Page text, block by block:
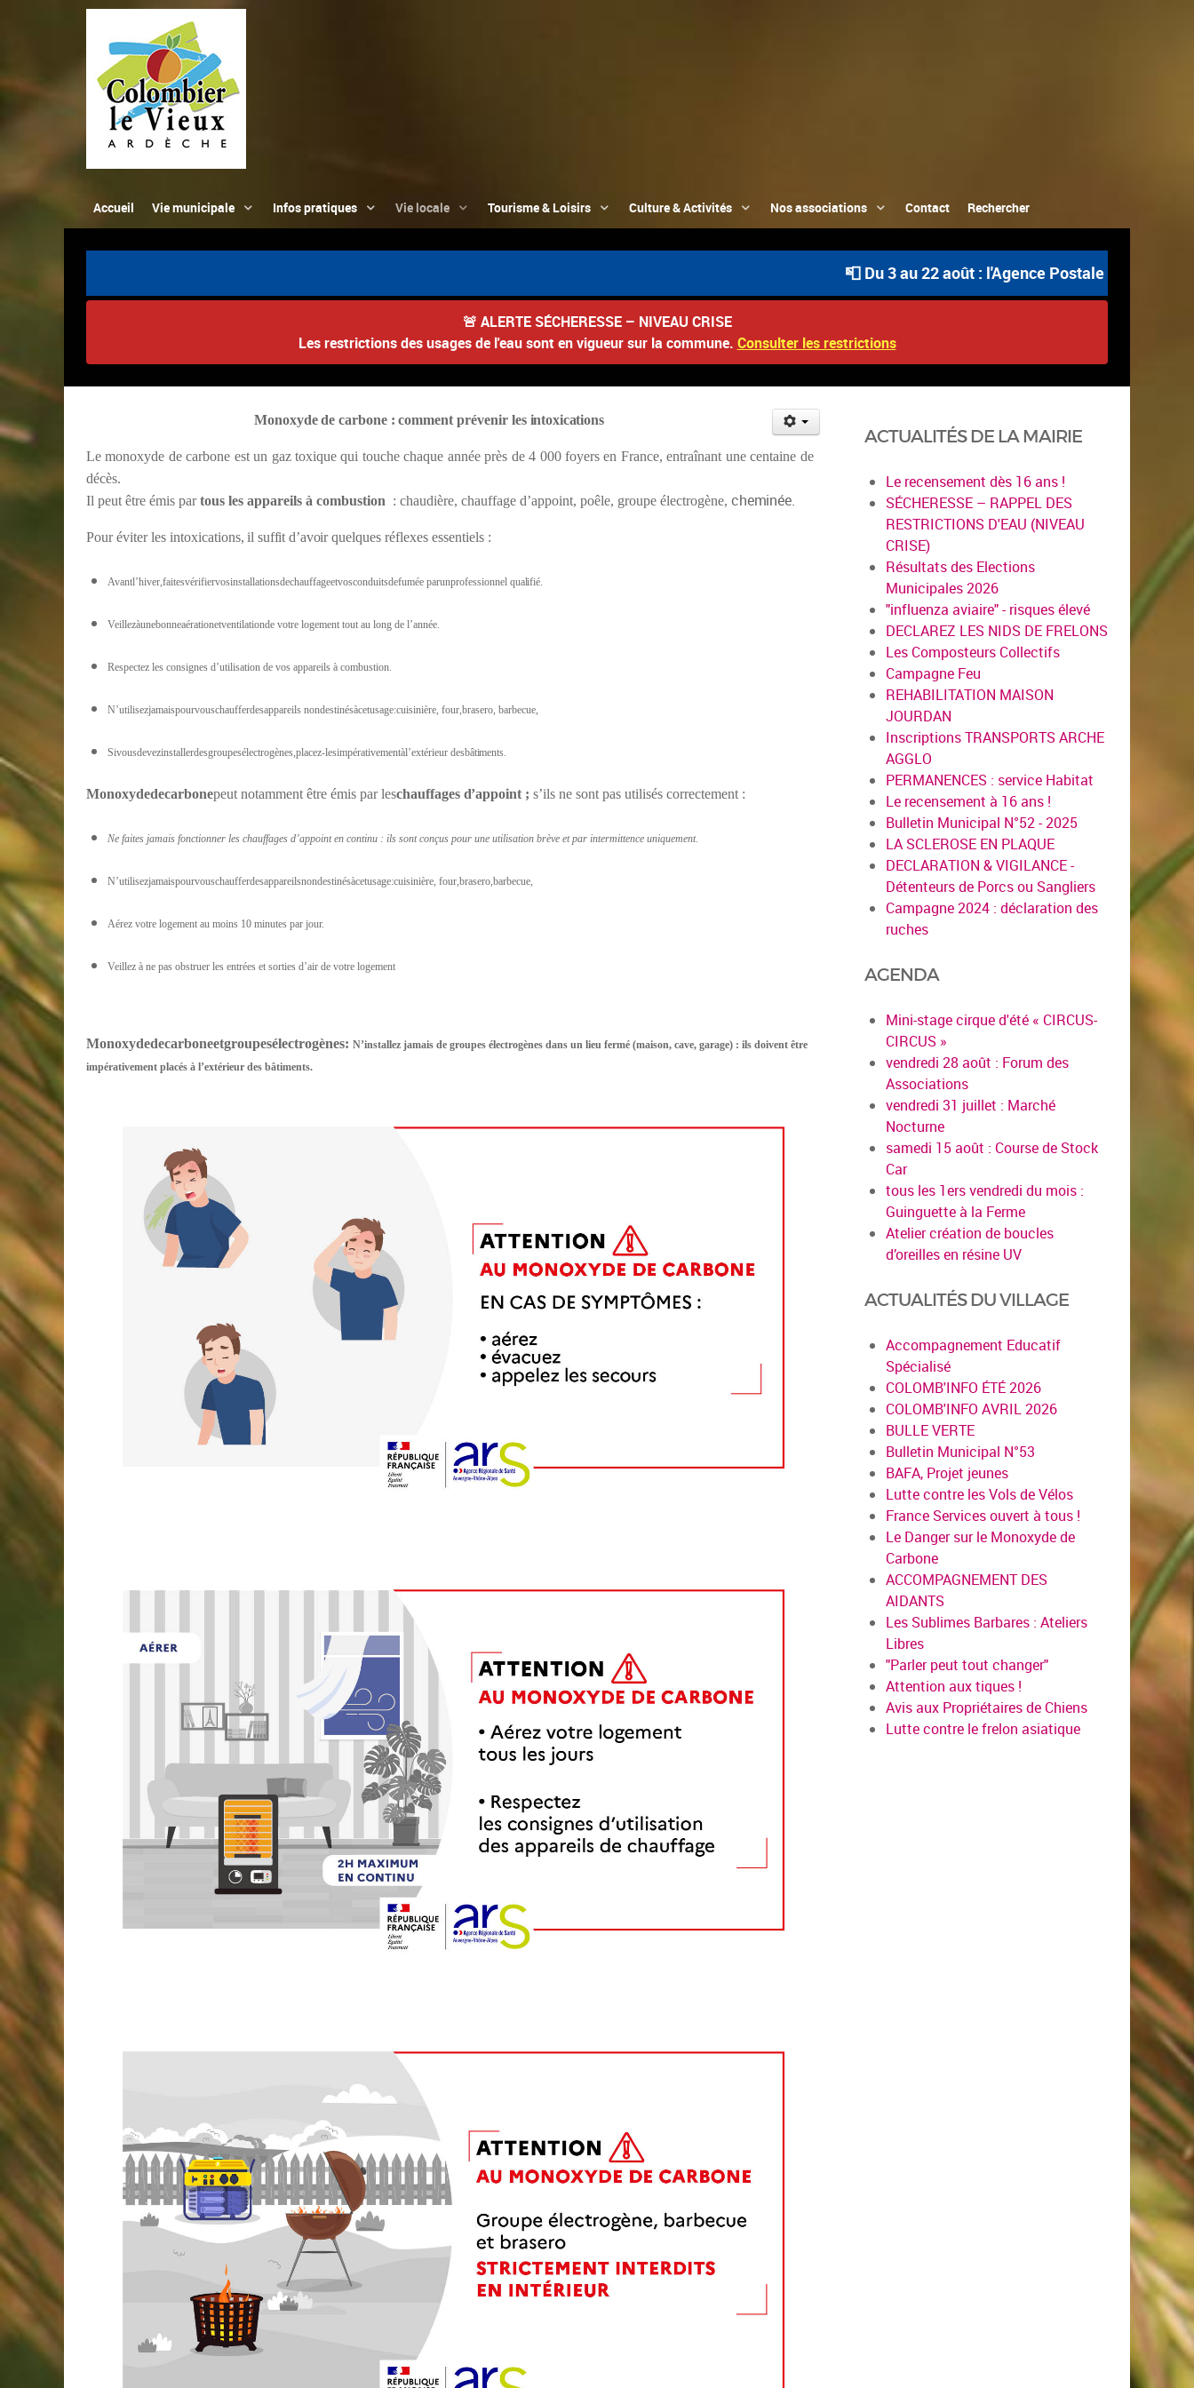
Accueil Vie municipale Infos pratiques Vie locale Tourisme & Loisirs Culture & Activités Nos associations Contact Rechercher
📮 Du 3 au 22 août : l'Agence Postale Communale
🚨 ALERTE SÉCHERESSE – NIVEAU CRISE
Les restrictions des usages de l'eau sont en vigueur sur la commune. Consulter les restrictions
Monoxyde de carbone : comment prévenir les intoxications
Le monoxyde de carbone est un gaz toxique qui touche chaque année près de 4 000 foyers en France, entraînant une centaine de
décès.
Il peut être émis partous les appareils à combustion : chaudière, chauffage d’appoint, poêle, groupe électrogène, cheminée.
Pour éviter les intoxications, il suffit d’avoirquelques réflexes essentiels :
Avantl’hiver,faitesvérifiervosinstallationsdechauffageetvosconduitsdefumée parunprofessionnel qualifié.
Veillezàunebonneaérationetventilationde votre logement tout au long de l’année.
Respectez les consignes d’utilisation de vos appareils à combustion.
N’utilisezjamaispourvouschaufferdesappareils nondestinésàcetusage:cuisinière, four,brasero, barbecue,
Sivousdevezinstallerdesgroupesélectrogènes,placez-lesimpérativementàl’extérieur desbâtiments.
Monoxydedecarbonepeut notamment être émis par leschauffages d’appoint ; s’ils ne sont pas utilisés correctement :
Ne faites jamais fonctionner les chauffages d’appoint en continu : ils sont conçus pour une utilisation brève et par intermittence uniquement.
N’utilisezjamaispourvouschaufferdesappareilsnondestinésàcetusage:cuisinière, four,brasero,barbecue,
Aérez votre logement au moins 10 minutes par jour.
Veillez à ne pas obstruer les entrées et sorties d’air de votre logement
Monoxydedecarboneetgroupesélectrogènes: N’installez jamais de groupes électrogènes dans un lieu fermé (maison, cave, garage) : ils doivent être
impérativement placés à l’extérieur des bâtiments.
ACTUALITÉS DE LA MAIRIE
Le recensement dès 16 ans !
SÉCHERESSE – RAPPEL DES
RESTRICTIONS D'EAU (NIVEAU
CRISE)
Résultats des Elections
Municipales 2026
"influenza aviaire" - risques élevé
DECLAREZ LES NIDS DE FRELONS
Les Composteurs Collectifs
Campagne Feu
REHABILITATION MAISON
JOURDAN
Inscriptions TRANSPORTS ARCHE
AGGLO
PERMANENCES : service Habitat
Le recensement à 16 ans !
Bulletin Municipal N°52 - 2025
LA SCLEROSE EN PLAQUE
DECLARATION & VIGILANCE -
Détenteurs de Porcs ou Sangliers
Campagne 2024 : déclaration des
ruches
AGENDA
Mini-stage cirque d'été « CIRCUS-
CIRCUS »
vendredi 28 août : Forum des
Associations
vendredi 31 juillet : Marché
Nocturne
samedi 15 août : Course de Stock
Car
tous les 1ers vendredi du mois :
Guinguette à la Ferme
Atelier création de boucles
d’oreilles en résine UV
ACTUALITÉS DU VILLAGE
Accompagnement Educatif
Spécialisé
COLOMB'INFO ÉTÉ 2026
COLOMB'INFO AVRIL 2026
BULLE VERTE
Bulletin Municipal N°53
BAFA, Projet jeunes
Lutte contre les Vols de Vélos
France Services ouvert à tous !
Le Danger sur le Monoxyde de
Carbone
ACCOMPAGNEMENT DES
AIDANTS
Les Sublimes Barbares : Ateliers
Libres
"Parler peut tout changer"
Attention aux tiques !
Avis aux Propriétaires de Chiens
Lutte contre le frelon asiatique